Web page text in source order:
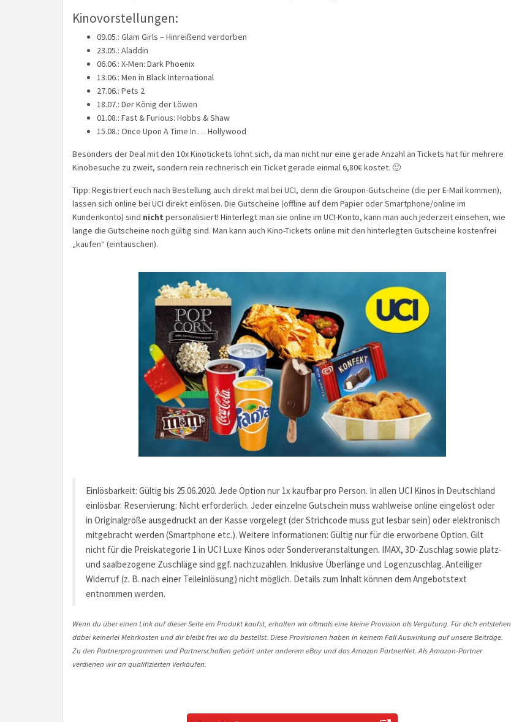
Kinovorstellungen:
09.05.: Glam Girls – Hinreißend verdorben
23.05.: Aladdin
06.06.: X-Men: Dark Phoenix
13.06.: Men in Black International
27.06.: Pets 2
18.07.: Der König der Löwen
01.08.: Fast & Furious: Hobbs & Shaw
15.08.: Once Upon A Time In … Hollywood
Besonders der Deal mit den 10x Kinotickets lohnt sich, da man nicht nur eine gerade Anzahl an Tickets hat für mehrere
Kinobesuche zu zweit, sondern rein rechnerisch ein Ticket gerade einmal 6,80€ kostet. 🙂
Tipp: Registriert euch nach Bestellung auch direkt mal bei UCI, denn die Groupon-Gutscheine (die per E-Mail kommen),
lassen sich online bei UCI direkt einlösen. Die Gutscheine (offline auf dem Papier oder Smartphone/online im
Kundenkonto) sind nicht personalisiert! Hinterlegt man sie online im UCI-Konto, kann man auch jederzeit einsehen, wie
lange die Gutscheine noch gültig sind. Man kann auch Kino-Tickets online mit den hinterlegten Gutscheine kostenfrei
„kaufen“ (eintauschen).
Einlösbarkeit: Gültig bis 25.06.2020. Jede Option nur 1x kaufbar pro Person. In allen UCI Kinos in Deutschland
einlösbar. Reservierung: Nicht erforderlich. Jeder einzelne Gutschein muss wahlweise online eingelöst oder
in Originalgröße ausgedruckt an der Kasse vorgelegt (der Strichcode muss gut lesbar sein) oder elektronisch
mitgebracht werden (Smartphone etc.). Weitere Informationen: Gültig nur für die erworbene Option. Gilt
nicht für die Preiskategorie 1 in UCI Luxe Kinos oder Sonderveranstaltungen. IMAX, 3D-Zuschlag sowie platz-
und saalbezogene Zuschläge sind ggf. nachzuzahlen. Inklusive Überlänge und Logenzuschlag. Anteiliger
Widerruf (z. B. nach einer Teileinlösung) nicht möglich. Details zum Inhalt können dem Angebotstext
entnommen werden.
Wenn du über einen Link auf dieser Seite ein Produkt kaufst, erhalten wir oftmals eine kleine Provision als Vergütung. Für dich entstehen
dabei keinerlei Mehrkosten und dir bleibt frei wo du bestellst. Diese Provisionen haben in keinem Fall Auswirkung auf unsere Beiträge.
Zu den Partnerprogrammen und Partnerschaften gehört unter anderem eBay und das Amazon PartnerNet. Als Amazon-Partner
verdienen wir an qualifizierten Verkäufen.